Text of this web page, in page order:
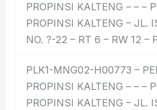
PROPINSI KALTENG – – –
PROPINSI KALTENG – JL.
NO. ?-22 – RT 6 – RW 12 –
PLK1-MNG02-H00773 –
PROPINSI KALTENG – – –
PROPINSI KALTENG – JL.